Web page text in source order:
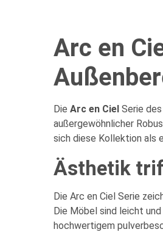
Arc en
Die Arc en Ciel Serie
außergewöhnlicher
sich diese Kollektion als
Ästhetik
Die Arc en Ciel Serie
Die Möbel sind leicht
hochwertigem